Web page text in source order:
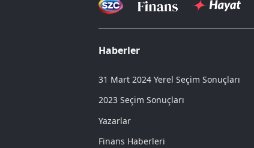
Haberler
31 Mart 2024 Yerel Seçim Sonuçları
2023 Seçim Sonuçları
Yazarlar
Finans Haberleri